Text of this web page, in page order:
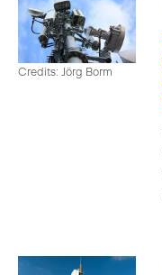
Credits: Jörg Borm